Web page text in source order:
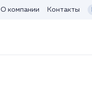
О компании Контакты